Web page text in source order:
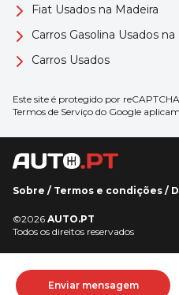
Fiat Usados na Madeira
Carros Gasolina Usados na
Carros Usados
Este site é protegido por
Termos de Serviço do Google
Enviar mensagem
Sobre / Termos e condições /
©2026 AUTO.PT
Todos os direitos reservados